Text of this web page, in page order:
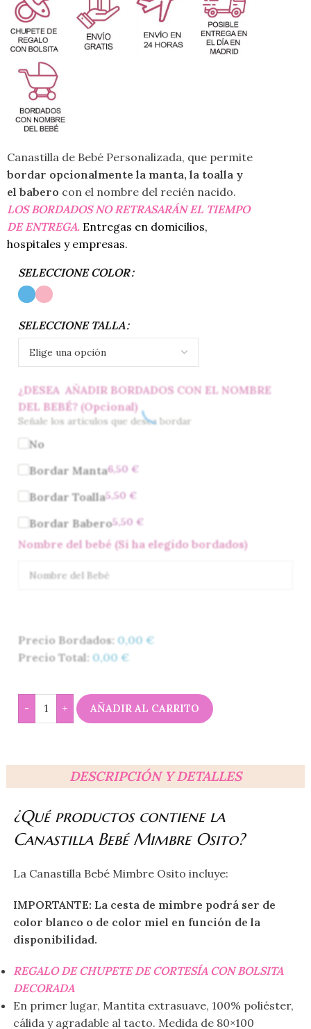
Canastilla de Bebé Personalizada, que permite
bordar opcionalmente la manta, la toalla y
el babero con el nombre del recién nacido.
LOS BORDADOS NO RETRASARÁN EL TIEMPO
DE ENTREGA. Entregas en domicilios,
hospitales y empresas.
SELECCIONE COLOR
SELECCIONE TALLA
¿DESEA AÑADIR BORDADOS CON EL NOMBRE
DEL BEBÉ? (Opcional)
Señale los artículos que desea bordar
No
Bordar Manta6,50 €
Bordar Toalla5,50 €
Bordar Babero5,50 €
Nombre del bebé (Si ha elegido bordados)
Precio Bordados: 0,00 €
Precio Total: 0,00 €
- + AÑADIR AL CARRITO
DESCRIPCIÓN Y DETALLES
¿Qué productos contiene la
Canastilla Bebé Mimbre Osito?
La Canastilla Bebé Mimbre Osito incluye:
IMPORTANTE: La cesta de mimbre podrá ser de
color blanco o de color miel en función de la
disponibilidad.
REGALO DE CHUPETE DE CORTESÍA CON BOLSITA
DECORADA
En primer lugar, Mantita extrasuave, 100% poliéster,
cálida y agradable al tacto. Medida de 80×100